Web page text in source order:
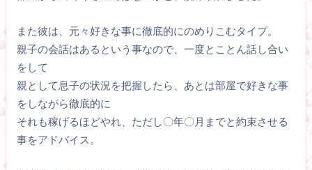
また彼は、元々好きな事に徹底的にのめりこむタイプ。
親子の会話はあるという事なので、一度とことん話し合い
をして
親として息子の状況を把握したら、あとは部屋で好きな事
をしながら徹底的に
それも稼げるほどやれ、ただし〇年〇月までと約束させる
事をアドバイス。